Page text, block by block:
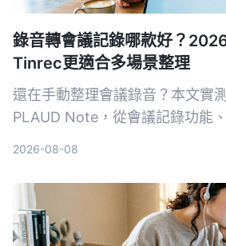
錄音轉會議記錄哪款好？
Tinrec更適合多場景整理
還在手動整理會議錄音？本文實
PLAUD Note，從會議記錄功能
2026-08-08